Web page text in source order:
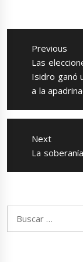
entradas
Previous
Previous
post:
Las
Isidro ganó
a la
Next
Next
La